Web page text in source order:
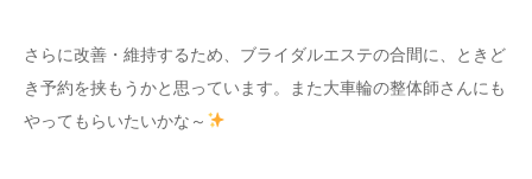
さらに改善・維持するため、ブライダルエステの合間に、ときど
き予約を挟もうかと思っています。また大車輪の整体師さんにも
やってもらいたいかな～